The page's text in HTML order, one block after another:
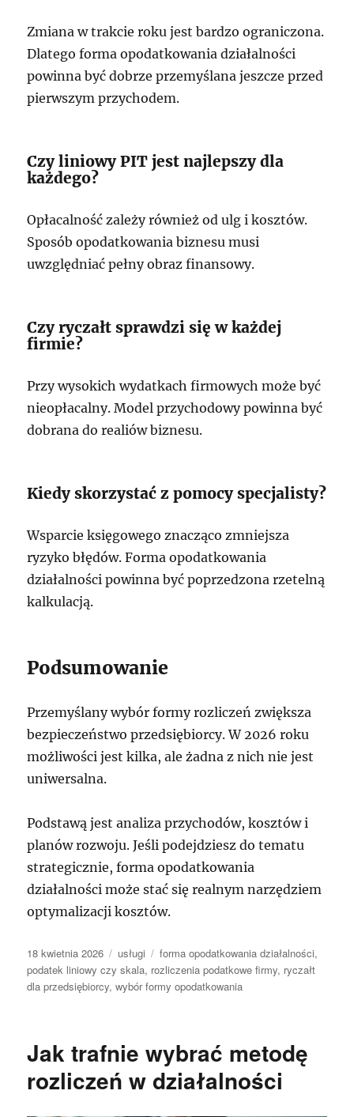
Zmiana w trakcie roku jest bardzo ograniczona.
Dlatego forma opodatkowania działalności
powinna być dobrze przemyślana jeszcze przed
pierwszym przychodem.
Czy liniowy PIT jest najlepszy dla
każdego?
Opłacalność zależy również od ulg i kosztów.
Sposób opodatkowania biznesu musi
uwzględniać pełny obraz finansowy.
Czy ryczałt sprawdzi się w każdej
firmie?
Przy wysokich wydatkach firmowych może być
nieopłacalny. Model przychodowy powinna być
dobrana do realiów biznesu.
Kiedy skorzystać z pomocy specjalisty?
Wsparcie księgowego znacząco zmniejsza
ryzyko błędów. Forma opodatkowania
działalności powinna być poprzedzona rzetelną
kalkulacją.
Podsumowanie
Przemyślany wybór formy rozliczeń zwiększa
bezpieczeństwo przedsiębiorcy. W 2026 roku
możliwości jest kilka, ale żadna z nich nie jest
uniwersalna.
Podstawą jest analiza przychodów, kosztów i
planów rozwoju. Jeśli podejdziesz do tematu
strategicznie, forma opodatkowania
działalności może stać się realnym narzędziem
optymalizacji kosztów.
Data
publikacji
18 kwietnia 2026 Kategorie
usługi Tagi
forma opodatkowania działalności,
podatek liniowy czy skala, rozliczenia podatkowe firmy, ryczałt
dla przedsiębiorcy,wybór formy opodatkowania
Jak trafnie wybrać metodę
rozliczeń w działalności